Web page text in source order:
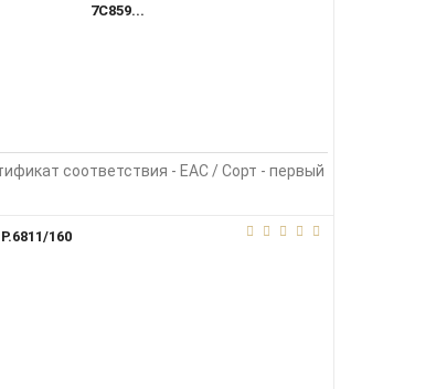
7С859...
соответствия - EAC / Сорт - первый
160